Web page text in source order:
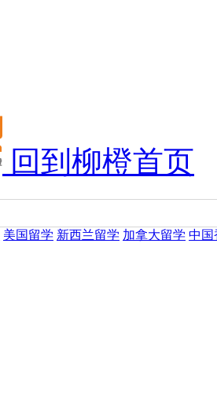
回到柳橙首页
美国留学 新西兰留学 加拿大留学 中国